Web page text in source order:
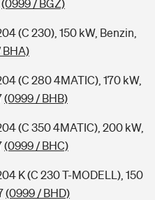
(0999 / BGZ)
(C 230), 150 kW, Benzin,
BHA)
(C 280 4MATIC), 170 kW,
(0999 / BHB)
(C 350 4MATIC), 200 kW,
(0999 / BHC)
K (C 230 T-MODELL), 150
(0999 / BHD)